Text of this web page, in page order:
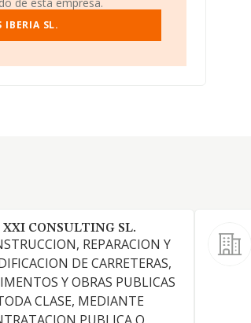
IBERIA SL.
XXI CONSULTING SL.
REPARACION Y
DE CARRETERAS,
Y OBRAS PUBLICAS
CLASE, MEDIANTE